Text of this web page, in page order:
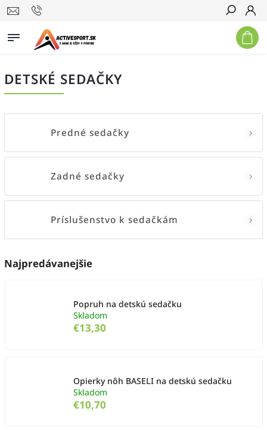
Hľadať
DETSKÉ SEDAČKY
Predné sedačky
Zadné sedačky
Príslušenstvo k sedačkám
Najpredávanejšie
Popruh na detskú sedačku
Skladom
€13,30
Opierky nôh BASELI na detskú sedačku
Skladom
€10,70